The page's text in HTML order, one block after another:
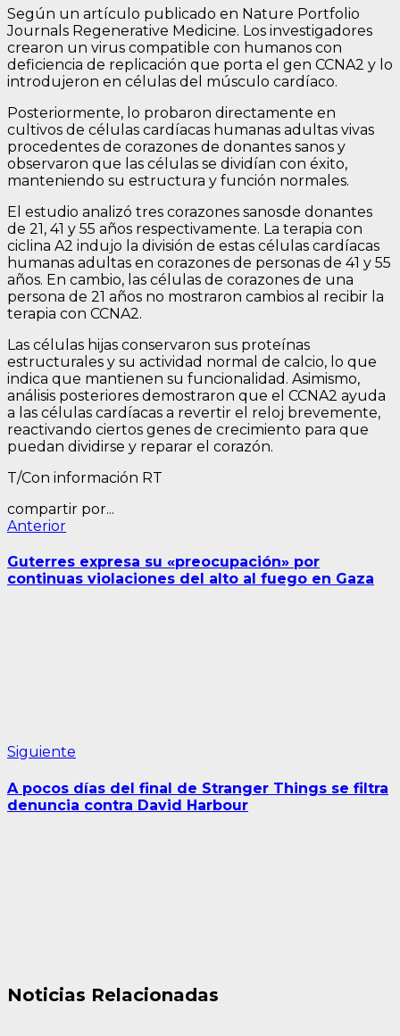
Según un artículo publicado en Nature Portfolio
Journals Regenerative Medicine. Los investigadores
crearon un virus compatible con humanos con
deficiencia de replicación que porta el gen CCNA2 y lo
introdujeron en células del músculo cardíaco.
Posteriormente, lo probaron directamente en
cultivos de células cardíacas humanas adultas vivas
procedentes de corazones de donantes sanos y
observaron que las células se dividían con éxito,
manteniendo su estructura y función normales.
El estudio analizó tres corazones sanosde donantes
de 21, 41 y 55 años respectivamente. La terapia con
ciclina A2 indujo la división de estas células cardíacas
humanas adultas en corazones de personas de 41 y 55
años. En cambio, las células de corazones de una
persona de 21 años no mostraron cambios al recibir la
terapia con CCNA2.
Las células hijas conservaron sus proteínas
estructurales y su actividad normal de calcio, lo que
indica que mantienen su funcionalidad. Asimismo,
análisis posteriores demostraron que el CCNA2 ayuda
a las células cardíacas a revertir el reloj brevemente,
reactivando ciertos genes de crecimiento para que
puedan dividirse y reparar el corazón.
T/Con información RT
compartir por...
Navegación
de
entradas
AnteriorEntrada
Guterres expresa su «preocupación» por
continuas violaciones del alto al fuego en Gaza
Siguiente
A pocos días del final de Stranger Things se filtra
denuncia contra David Harbour
Noticias Relacionadas